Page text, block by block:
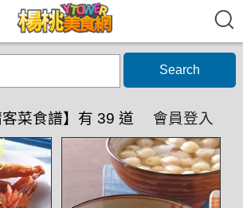
Search
客菜食譜】有 39 道 會員登入